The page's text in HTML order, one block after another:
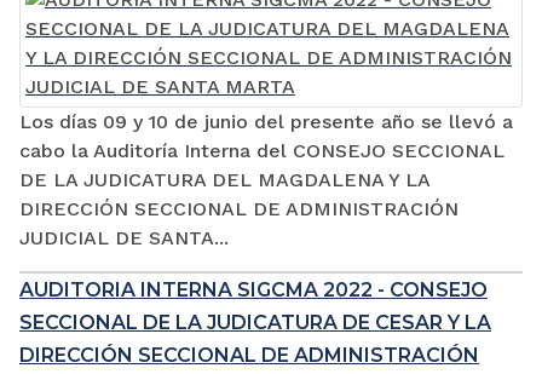
Los días 09 y 10 de junio del presente año se llevó a
cabo la Auditoría Interna del CONSEJO SECCIONAL
DE LA JUDICATURA DEL MAGDALENA Y LA
DIRECCIÓN SECCIONAL DE ADMINISTRACIÓN
JUDICIAL DE SANTA...
AUDITORIA INTERNA SIGCMA 2022 - CONSEJO
SECCIONAL DE LA JUDICATURA DE CESAR Y LA
DIRECCIÓN SECCIONAL DE ADMINISTRACIÓN